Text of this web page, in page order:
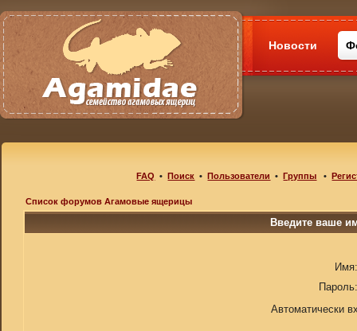
Новости
FAQ •Поиск •Пользователи •Группы •
Список форумов Агамовые ящерицы
Введите ваше
Имя:
Пароль:
Автоматически